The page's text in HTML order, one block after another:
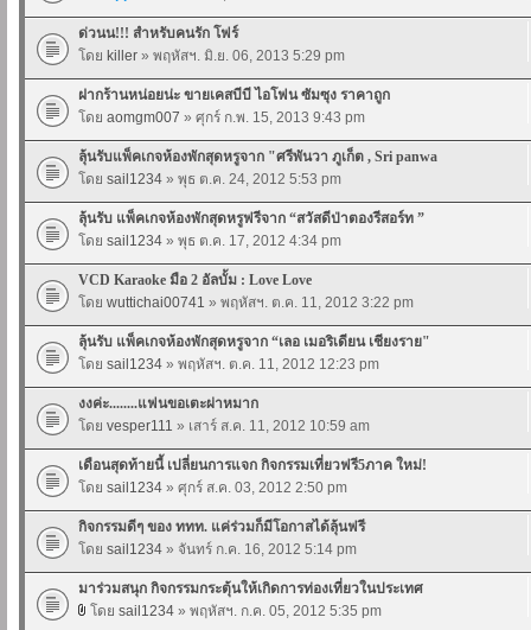
ด่วนน!!! สำหรับคนรัก โฟร์
โดย killer » พฤหัสฯ. มิ.ย. 06, 2013 5:29 pm
ฝากร้านหน่อยน่ะ ขายเคสบีบี ไอโฟน ซัมซุง ราคาถูก
โดย aomgm007 » ศุกร์ ก.พ. 15, 2013 9:43 pm
ลุ้นรับแพ็คเกจห้องพักสุดหรูจาก "ศรีพันวา ภูเก็ต , Sri panwa
โดย sail1234 » พุธ ต.ค. 24, 2012 5:53 pm
ลุ้นรับ แพ็คเกจห้องพักสุดหรูฟรีจาก “สวัสดีป่าตองรีสอร์ท ”
โดย sail1234 » พุธ ต.ค. 17, 2012 4:34 pm
VCD Karaoke มือ 2 อัลบั้ม : Love Love
โดย wuttichai00741 » พฤหัสฯ. ต.ค. 11, 2012 3:22 pm
ลุ้นรับ แพ็คเกจห้องพักสุดหรูจาก “เลอ เมอริเดียน เชียงราย"
โดย sail1234 » พฤหัสฯ. ต.ค. 11, 2012 12:23 pm
งงค่ะ........แฟนขอเตะผ่าหมาก
โดย vesper111 » เสาร์ ส.ค. 11, 2012 10:59 am
เดือนสุดท้ายนี้ เปลี่ยนการแจก กิจกรรมเที่ยวฟรี5ภาค ใหม่!
โดย sail1234 » ศุกร์ ส.ค. 03, 2012 2:50 pm
กิจกรรมดีๆ ของ ททท. แค่ร่วมก็มีโอกาสได้ลุ้นฟรี
โดย sail1234 » จันทร์ ก.ค. 16, 2012 5:14 pm
มาร่วมสนุก กิจกรรมกระตุ้นให้เกิดการท่องเที่ยวในประเทศ
โดย sail1234 » พฤหัสฯ. ก.ค. 05, 2012 5:35 pm